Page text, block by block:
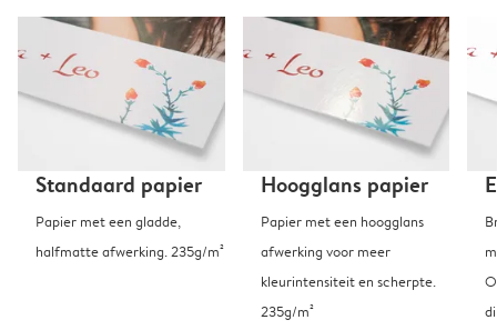
Standaard papier
Papier met een gladde,
halfmatte afwerking. 235g/m²
Hoogglans papier
Papier met een hoogglans
afwerking voor meer
kleurintensiteit en scherpte.
235g/m²